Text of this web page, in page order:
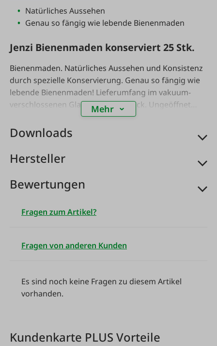
Natürliches Aussehen
Genau so fängig wie lebende Bienenmaden
Jenzi Bienenmaden konserviert 25 Stk.
Bienenmaden. Natürliches Aussehen und Konsistenz
durch spezielle Konservierung. Genau so fängig wie
lebende Bienenmaden! Lieferumfang im vakuum-
verschlossenen Glas. Inhalt: 25 Stück. Ungeöffnet
mind. 2 Jahre haltbar, geöffnet ca. 6-8 Wochen.
Mehr
Downloads
Hersteller
Bewertungen
Fragen zum Artikel?
Fragen von anderen Kunden
Es sind noch keine Fragen zu diesem Artikel
vorhanden.
Kundenkarte PLUS Vorteile